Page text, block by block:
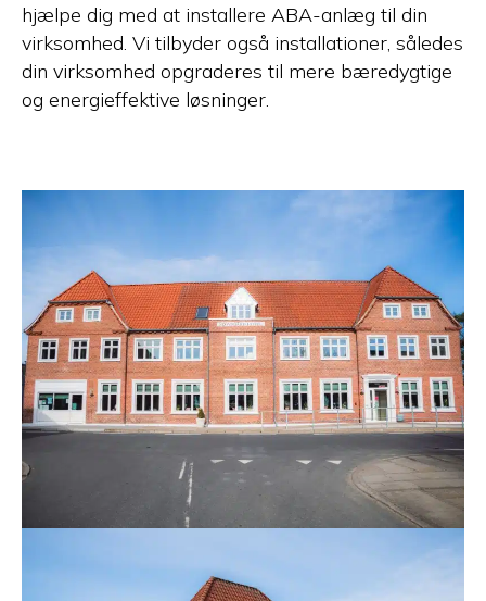
hjælpe dig med at installere ABA-anlæg til din
virksomhed. Vi tilbyder også installationer, således
din virksomhed opgraderes til mere bæredygtige
og energieffektive løsninger.